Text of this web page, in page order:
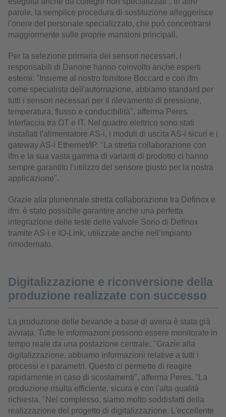
parole, la semplice procedura di sostituzione alleggerisce
l'onere del personale specializzato, che può concentrarsi
maggiormente sulle proprie mansioni principali.
Per la selezione primaria dei sensori necessari, i
responsabili di Danone hanno coinvolto anche esperti
esterni: "Insieme al nostro fornitore Boccard e con ifm
come specialista dell'automazione, abbiamo standard per
tutti i sensori necessari per il rilevamento di pressione,
temperatura, flusso e conducibilità", afferma Peres.
Interfaccia tra OT e IT. Nel quadro elettrico sono stati
installati l'alimentatore AS-i, i moduli di uscita AS-i sicuri e i
gateway AS-i Ethernet/IP. "La stretta collaborazione con
ifm e la sua vasta gamma di varianti di prodotto ci hanno
sempre garantito l’utilizzo del sensore giusto per la nostra
applicazione".
Grazie alla pluriennale stretta collaborazione tra Definox e
ifm, è stato possibile garantire anche una perfetta
integrazione delle teste delle valvole Sorio di Definox
tramite AS-i e IO-Link, utilizzate anche nell’impianto
rimodernato.
Digitalizzazione e riconversione della
produzione realizzate con successo
La produzione delle bevande a base di avena è stata già
avviata. Tutte le informazioni possono essere monitorate in
tempo reale da una postazione centrale. "Grazie alla
digitalizzazione, abbiamo informazioni relative a tutti i
processi e i parametri. Questo ci permette di reagire
rapidamente in caso di scostamenti", afferma Peres. "La
produzione risulta efficiente, sicura e con l'alta qualità
richiesta. "Nel complesso, siamo molto soddisfatti della
realizzazione del progetto di digitalizzazione. L'eccellente